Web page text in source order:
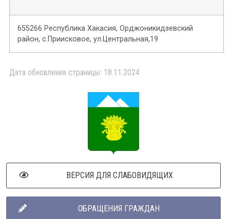
655266 Республика Хакасия, Орджоникидзевский
район, с.Приисковое, ул.Центральная,19
Дата обновления страницы: 18.11.2024
ВЕРСИЯ ДЛЯ СЛАБОВИДЯЩИХ
ОБРАЩЕНИЯ ГРАЖДАН